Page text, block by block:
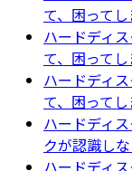
て、困って
ハードディ
て、困って
ハードディ
て、困って
ハードディ
クが認識し
ハードディ